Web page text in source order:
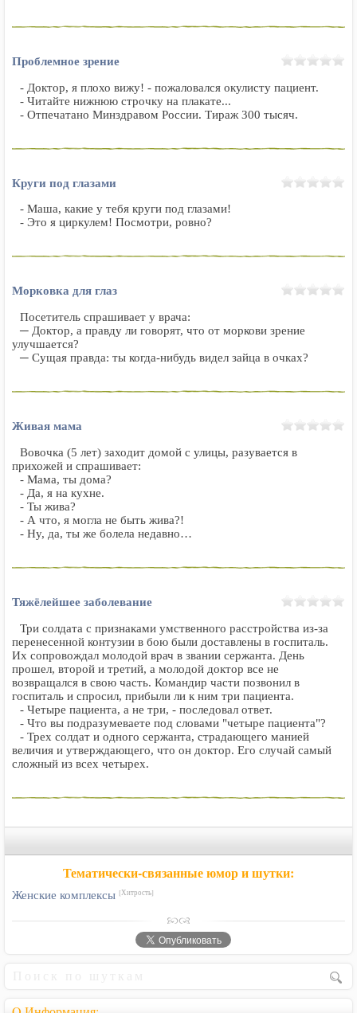
Проблемное зрение
- Доктор, я плохо вижу! - пожаловался окулисту пациент.
- Читайте нижнюю строчку на плакате...
- Отпечатано Минздравом России. Тираж 300 тысяч.
Круги под глазами
- Маша, какие у тебя круги под глазами!
- Это я циркулем! Посмотри, ровно?
Морковка для глаз
Посетитель спрашивает у врача:
─ Доктор, а правду ли говорят, что от моркови зрение
улучшается?
─ Сущая правда: ты когда-нибудь видел зайца в очках?
Живая мама
Вовочка (5 лет) заходит домой с улицы, разувается в
прихожей и спрашивает:
- Мама, ты дома?
- Да, я на кухне.
- Ты жива?
- А что, я могла не быть жива?!
- Ну, да, ты же болела недавно…
Тяжёлейшее заболевание
Три солдата с признаками умственного расстройства из-за
перенесенной контузии в бою были доставлены в госпиталь.
Их сопровождал молодой врач в звании сержанта. День
прошел, второй и третий, а молодой доктор все не
возвращался в свою часть. Командир части позвонил в
госпиталь и спросил, прибыли ли к ним три пациента.
- Четыре пациента, а не три, - последовал ответ.
- Что вы подразумеваете под словами "четыре пациента"?
- Трех солдат и одного сержанта, страдающего манией
величия и утверждающего, что он доктор. Его случай самый
сложный из всех четырех.
Тематически-связанные юмор и шутки:
Женские комплексы [Хитрость]